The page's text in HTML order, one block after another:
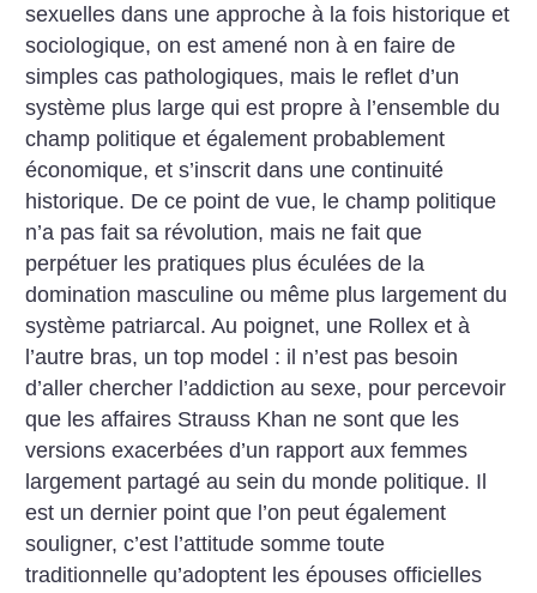
sexuelles dans une approche à la fois historique et
sociologique, on est amené non à en faire de
simples cas pathologiques, mais le reflet d’un
système plus large qui est propre à l’ensemble du
champ politique et également probablement
économique, et s’inscrit dans une continuité
historique. De ce point de vue, le champ politique
n’a pas fait sa révolution, mais ne fait que
perpétuer les pratiques plus éculées de la
domination masculine ou même plus largement du
système patriarcal. Au poignet, une Rollex et à
l’autre bras, un top model : il n’est pas besoin
d’aller chercher l’addiction au sexe, pour percevoir
que les affaires Strauss Khan ne sont que les
versions exacerbées d’un rapport aux femmes
largement partagé au sein du monde politique. Il
est un dernier point que l’on peut également
souligner, c’est l’attitude somme toute
traditionnelle qu’adoptent les épouses officielles